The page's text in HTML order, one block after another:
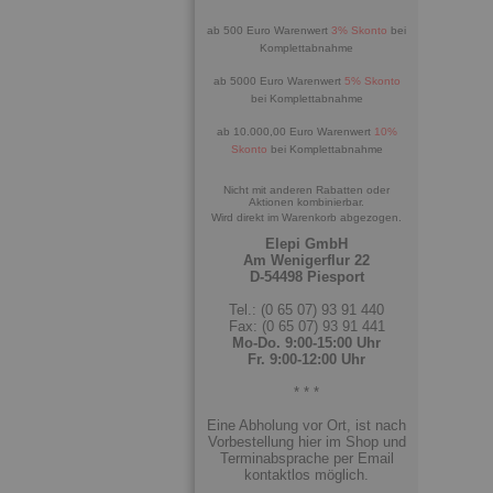
ab 500 Euro Warenwert 3% Skonto bei
Komplettabnahme
ab 5000 Euro Warenwert 5% Skonto
bei Komplettabnahme
ab 10.000,00 Euro Warenwert 10%
Skonto bei Komplettabnahme
Nicht mit anderen Rabatten oder
Aktionen kombinierbar.
Wird direkt im Warenkorb abgezogen.
Elepi GmbH
Am Wenigerflur 22
D-54498 Piesport
Tel.: (0 65 07) 93 91 440
Fax: (0 65 07) 93 91 441
Mo-Do. 9:00-15:00 Uhr
Fr. 9:00-12:00 Uhr
* * *
Eine Abholung vor Ort, ist nach
Vorbestellung hier im Shop und
Terminabsprache per Email
kontaktlos möglich.